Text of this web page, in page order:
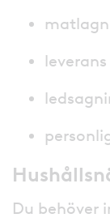
Du behöver